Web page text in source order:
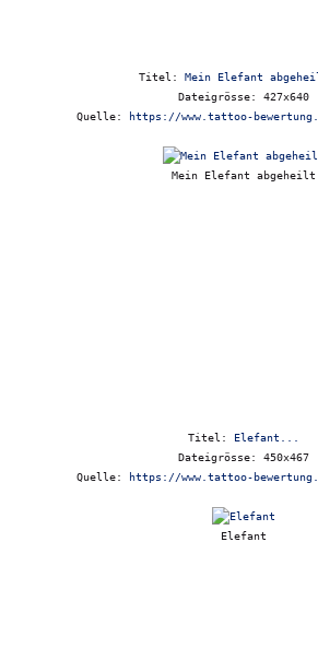
Titel: Mein Elefant
Dateigrösse: 427x640
Quelle: https://www.tattoo-
Mein Elefant abgeheilt
Titel: Elefant...
Dateigrösse: 450x467
Quelle: https://www.tattoo-
Elefant